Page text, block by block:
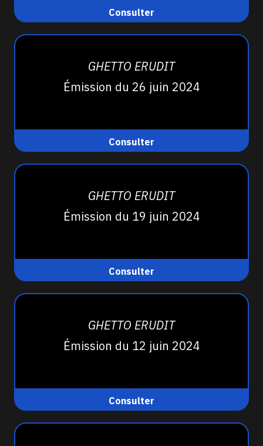
Consulter
GHETTO ERUDIT
Émission du 26 juin 2024
Consulter
GHETTO ERUDIT
Émission du 19 juin 2024
Consulter
GHETTO ERUDIT
Émission du 12 juin 2024
Consulter